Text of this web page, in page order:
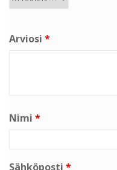
Arviosi *
Nimi *
Sähköposti *